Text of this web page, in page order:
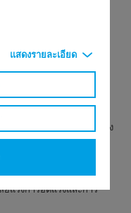
แสดงรายละเอียด
ล็อคเชิงบวกของฟันปลา
กนที่สม่ำเสมอกันจะขจัดแรง
ท์
ทานและความเสียหายต่อ
แรงการอัดแรงและการ